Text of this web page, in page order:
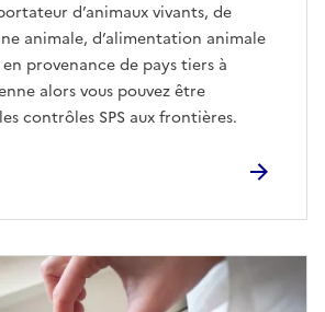
d’animaux vivants, de
animale, d’alimentation animale
provenance de pays tiers à
alors vous pouvez être
contrôles SPS aux frontières.